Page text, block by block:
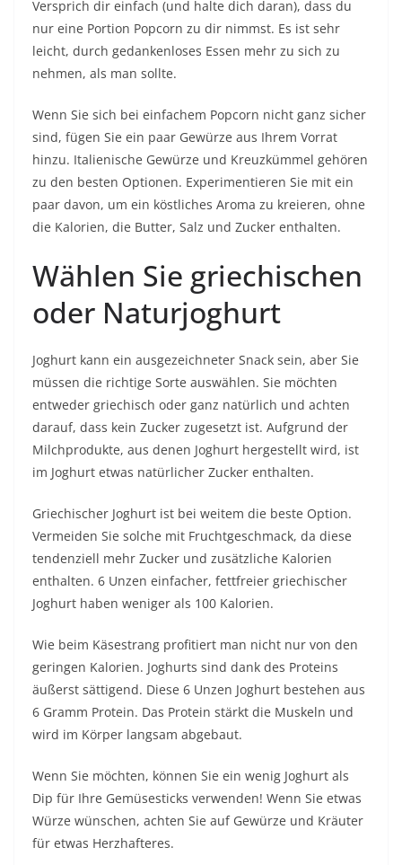
Versprich dir einfach (und halte dich daran), dass du
nur eine Portion Popcorn zu dir nimmst. Es ist sehr
leicht, durch gedankenloses Essen mehr zu sich zu
nehmen, als man sollte.
Wenn Sie sich bei einfachem Popcorn nicht ganz sicher
sind, fügen Sie ein paar Gewürze aus Ihrem Vorrat
hinzu. Italienische Gewürze und Kreuzkümmel gehören
zu den besten Optionen. Experimentieren Sie mit ein
paar davon, um ein köstliches Aroma zu kreieren, ohne
die Kalorien, die Butter, Salz und Zucker enthalten.
Wählen Sie griechischen
oder Naturjoghurt
Joghurt kann ein ausgezeichneter Snack sein, aber Sie
müssen die richtige Sorte auswählen. Sie möchten
entweder griechisch oder ganz natürlich und achten
darauf, dass kein Zucker zugesetzt ist. Aufgrund der
Milchprodukte, aus denen Joghurt hergestellt wird, ist
im Joghurt etwas natürlicher Zucker enthalten.
Griechischer Joghurt ist bei weitem die beste Option.
Vermeiden Sie solche mit Fruchtgeschmack, da diese
tendenziell mehr Zucker und zusätzliche Kalorien
enthalten. 6 Unzen einfacher, fettfreier griechischer
Joghurt haben weniger als 100 Kalorien.
Wie beim Käsestrang profitiert man nicht nur von den
geringen Kalorien. Joghurts sind dank des Proteins
äußerst sättigend. Diese 6 Unzen Joghurt bestehen aus
6 Gramm Protein. Das Protein stärkt die Muskeln und
wird im Körper langsam abgebaut.
Wenn Sie möchten, können Sie ein wenig Joghurt als
Dip für Ihre Gemüsesticks verwenden! Wenn Sie etwas
Würze wünschen, achten Sie auf Gewürze und Kräuter
für etwas Herzhafteres.